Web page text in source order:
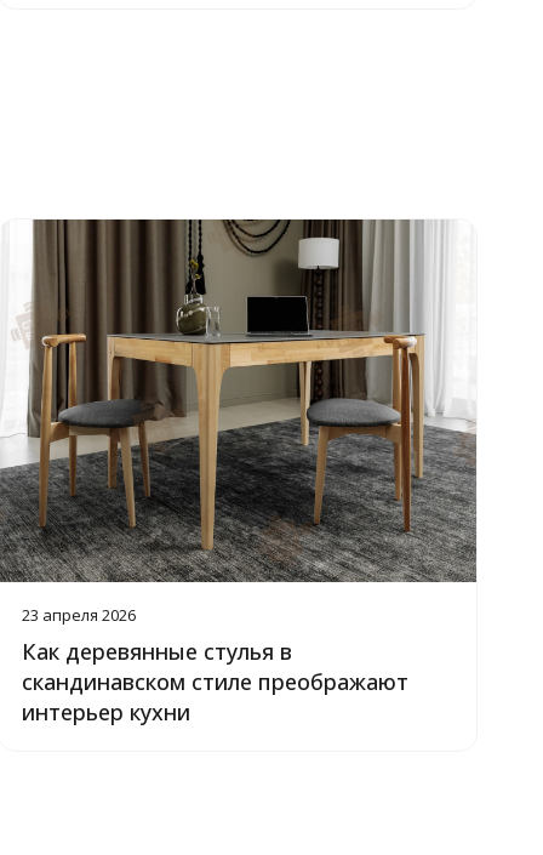
23 апреля 2026
Как деревянные стулья в
скандинавском стиле преображают
интерьер кухни